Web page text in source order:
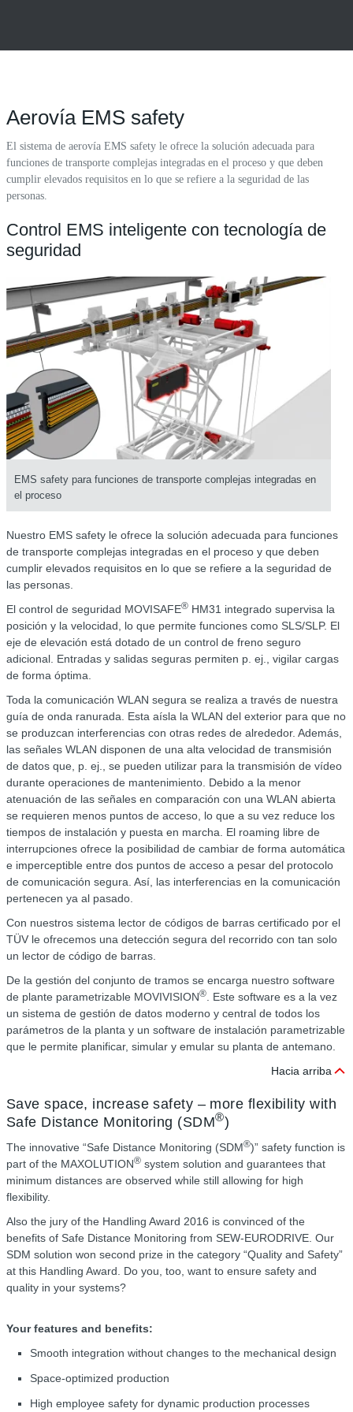
Aerovía EMS safety
El sistema de aerovía EMS safety le ofrece la solución adecuada para
funciones de transporte complejas integradas en el proceso y que deben
cumplir elevados requisitos en lo que se refiere a la seguridad de las
personas.
Control EMS inteligente con tecnología de
seguridad
EMS safety para funciones de transporte complejas integradas en
el proceso
Nuestro EMS safety le ofrece la solución adecuada para funciones
de transporte complejas integradas en el proceso y que deben
cumplir elevados requisitos en lo que se refiere a la seguridad de
las personas.
El control de seguridad MOVISAFE® HM31 integrado supervisa la
posición y la velocidad, lo que permite funciones como SLS/SLP. El
eje de elevación está dotado de un control de freno seguro
adicional. Entradas y salidas seguras permiten p. ej., vigilar cargas
de forma óptima.
Toda la comunicación WLAN segura se realiza a través de nuestra
guía de onda ranurada. Esta aísla la WLAN del exterior para que no
se produzcan interferencias con otras redes de alrededor. Además,
las señales WLAN disponen de una alta velocidad de transmisión
de datos que, p. ej., se pueden utilizar para la transmisión de vídeo
durante operaciones de mantenimiento. Debido a la menor
atenuación de las señales en comparación con una WLAN abierta
se requieren menos puntos de acceso, lo que a su vez reduce los
tiempos de instalación y puesta en marcha. El roaming libre de
interrupciones ofrece la posibilidad de cambiar de forma automática
e imperceptible entre dos puntos de acceso a pesar del protocolo
de comunicación segura. Así, las interferencias en la comunicación
pertenecen ya al pasado.
Con nuestros sistema lector de códigos de barras certificado por el
TÜV le ofrecemos una detección segura del recorrido con tan solo
un lector de código de barras.
De la gestión del conjunto de tramos se encarga nuestro software
de plante parametrizable MOVIVISION®. Este software es a la vez
un sistema de gestión de datos moderno y central de todos los
parámetros de la planta y un software de instalación parametrizable
que le permite planificar, simular y emular su planta de antemano.
Hacia arriba
Save space, increase safety – more flexibility with
Safe Distance Monitoring (SDM®)
The innovative “Safe Distance Monitoring (SDM®)” safety function is
part of the MAXOLUTION® system solution and guarantees that
minimum distances are observed while still allowing for high
flexibility.
Also the jury of the Handling Award 2016 is convinced of the
benefits of Safe Distance Monitoring from SEW‑EURODRIVE. Our
SDM solution won second prize in the category “Quality and Safety”
at this Handling Award. Do you, too, want to ensure safety and
quality in your systems?
Your features and benefits:
Smooth integration without changes to the mechanical design
Space-optimized production
High employee safety for dynamic production processes